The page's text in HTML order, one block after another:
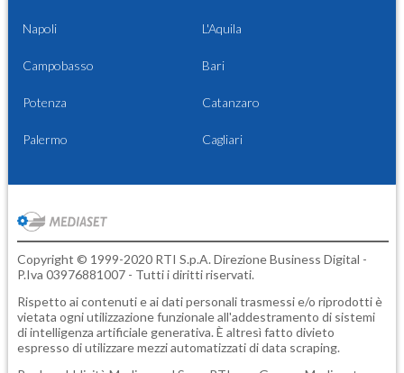
Napoli L'Aquila
Campobasso Bari
Potenza Catanzaro
Palermo Cagliari
Copyright © 1999-2020 RTI S.p.A. Direzione Business Digital -
P.Iva 03976881007 - Tutti i diritti riservati.
Rispetto ai contenuti e ai dati personali trasmessi e/o riprodotti è
vietata ogni utilizzazione funzionale all'addestramento di sistemi
di intelligenza artificiale generativa. È altresì fatto divieto
espresso di utilizzare mezzi automatizzati di data scraping.